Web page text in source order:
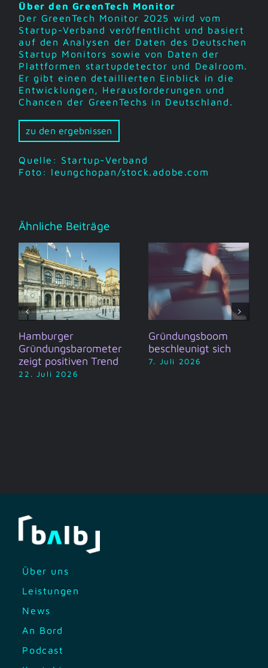
Über den GreenTech Monitor
Der GreenTech Monitor 2025 wird vom
Startup-Verband veröffentlicht und basiert
auf den Analysen der Daten des Deutschen
Startup Monitors sowie von Daten der
Plattformen startupdetector und Dealroom.
Er gibt einen detaillierten Einblick in die
Entwicklungen, Herausforderungen und
Chancen der GreenTechs in Deutschland.
zu den ergebnissen
Quelle: Startup-Verband
Foto: leungchopan/stock.adobe.com
Ähnliche Beiträge
Hamburger
Gründungsbarometer
zeigt positiven Trend
22. Juli 2026
Gründungsboom
beschleunigt sich
7. Juli 2026
Über uns
Leistungen
News
An Bord
Podcast